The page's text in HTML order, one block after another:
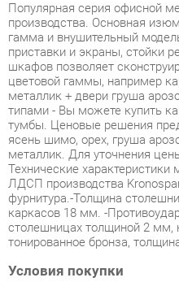
приставки и экраны, стойки
шкафов позволяет
цветовой гаммы, например
металлик + двери груша
типами - Вы можете купить как
тумбы. Ценовые решения
ясень шимо, орех, груша
металлик. Для уточнения
Технические характеристики
ЛДСП производства
фурнитура.-Толщина
каркасов 18 мм. -
столешницах толщиной 2 мм,
тонированное бронза,
Условия покупки
Благодаря качественным
покупателей маркетплэйса